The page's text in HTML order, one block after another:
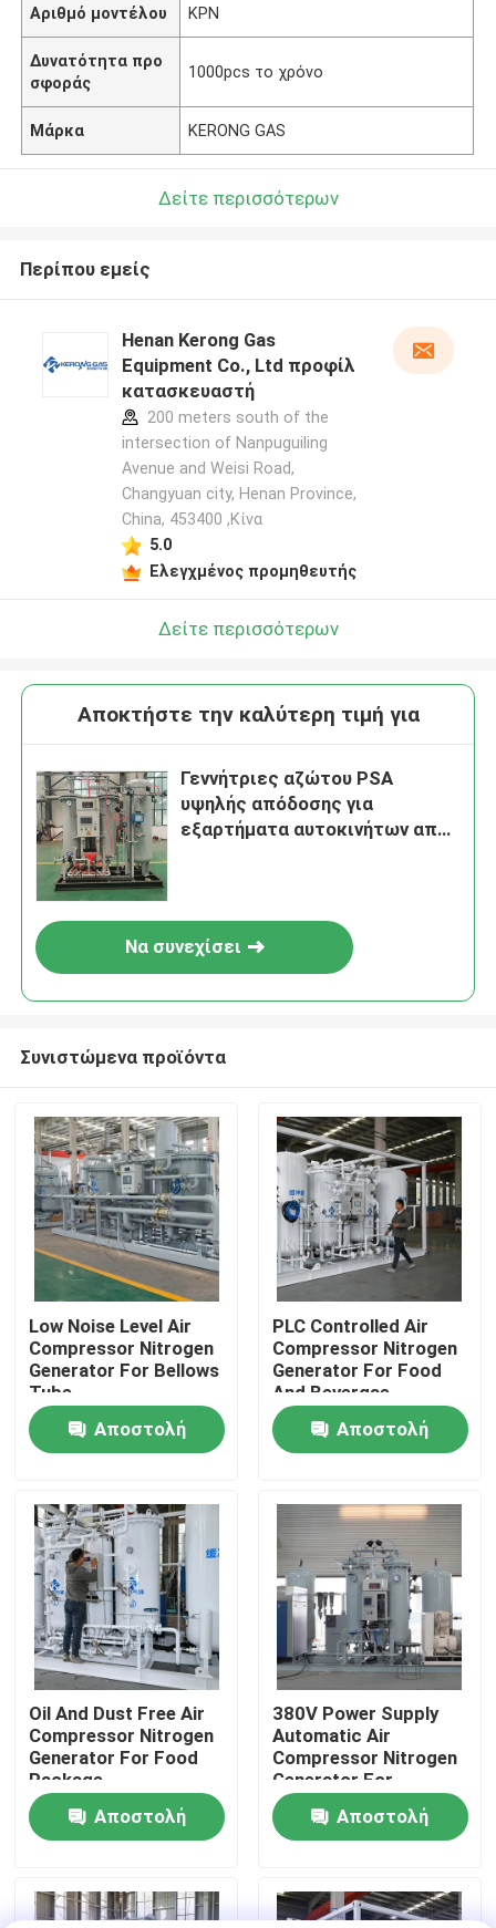
Σπίτι
Προϊόντα
Σχετικά με εμάς
Έλεγχος ποιότητας
Επικοινωνήστε μαζί μας
Ειδήσεις
Ζητήστε μια προσφορά
Παραγωγοί αζώτου PSA
Γεννήτρια αζώτου υψηλής αγνότητας
Αριθμό μοντέλου ΚΡΝ
Δυνατότητα προ
σφοράς
1000pcs το χρόνο
Μάρκα KERONG GAS
Δείτε περισσότερων
Περίπου εμείς
Henan Kerong Gas
Equipment Co., Ltd προφίλ
κατασκευαστή
200 meters south of the
intersection of Nanpuguiling
Avenue and Weisi Road,
Changyuan city, Henan Province,
China, 453400 ,Κίνα
5.0
Ελεγχμένος προμηθευτής
Δείτε περισσότερων
Αποκτήστε την καλύτερη τιμή για
Γεννήτριες αζώτου PSA
υψηλής απόδοσης για
εξαρτήματα αυτοκινήτων από
Να συνεχίσει
Συνιστώμενα προϊόντα
Low Noise Level Air
Compressor Nitrogen
Generator For Bellows
Tube
Αποστολή
PLC Controlled Air
Compressor Nitrogen
Generator For Food
And Bevergae
Αποστολή
Oil And Dust Free Air
Compressor Nitrogen
Generator For Food
Package
Αποστολή
380V Power Supply
Automatic Air
Compressor Nitrogen
Generator For
Beverage Filling
Αποστολή